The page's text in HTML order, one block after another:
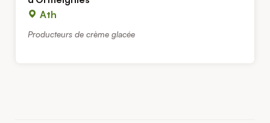
Ath
Producteurs de crème glacée